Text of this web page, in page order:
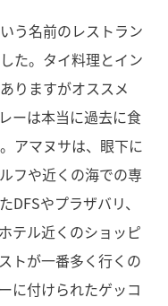
う名前のレストラン
た。タイ料理とイン
りますがオススメ
ーは本当に過去に食
アマヌサは、眼下に
フや近くの海での専
やプラザバリ、
テル近くのショッピ
トが一番多く行くの
に付けられたゲッコ